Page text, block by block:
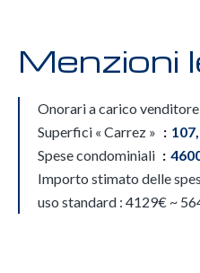
Menzioni
Onorari a carico venditore
Superfici « Carrez »
Spese condominiali
Importo stimato delle
uso standard : 4129€ ~